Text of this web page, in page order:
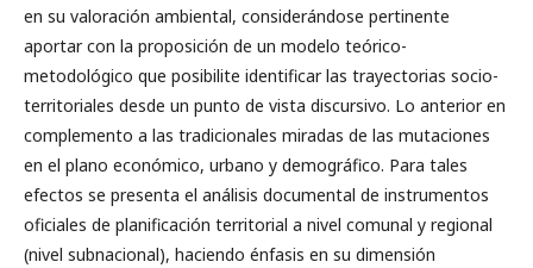
en su valoración ambiental, considerándose pertinente
aportar con la proposición de un modelo teórico-
metodológico que posibilite identificar las trayectorias socio-
territoriales desde un punto de vista discursivo. Lo anterior en
complemento a las tradicionales miradas de las mutaciones
en el plano económico, urbano y demográfico. Para tales
efectos se presenta el análisis documental de instrumentos
oficiales de planificación territorial a nivel comunal y regional
(nivel subnacional), haciendo énfasis en su dimensión